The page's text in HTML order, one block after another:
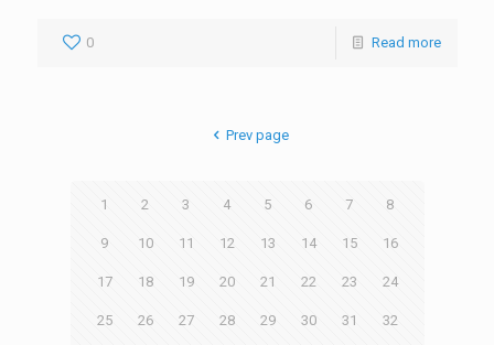
0 Read more
Prev page
1 2 3 4 5 6 7 8
9 10 11 12 13 14 15 16
17 18 19 20 21 22 23 24
25 26 27 28 29 30 31 32